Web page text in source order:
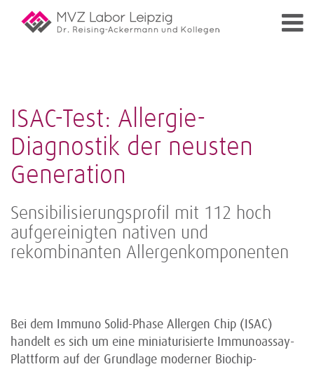
ISAC-Test: Allergie-
Diagnostik der neusten
Generation
Sensibilisierungsprofil mit 112 hoch
aufgereinigten nativen und
rekombinanten Allergenkomponenten
Bei dem Immuno Solid-Phase Allergen Chip (ISAC)
handelt es sich um eine miniaturisierte Immunoassay-
Plattform auf der Grundlage moderner Biochip-